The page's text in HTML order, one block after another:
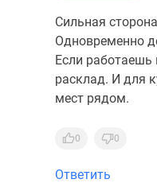
Сильная
Одновременно
Если работаешь
расклад. И для
мест рядом.
0 0
Ответить